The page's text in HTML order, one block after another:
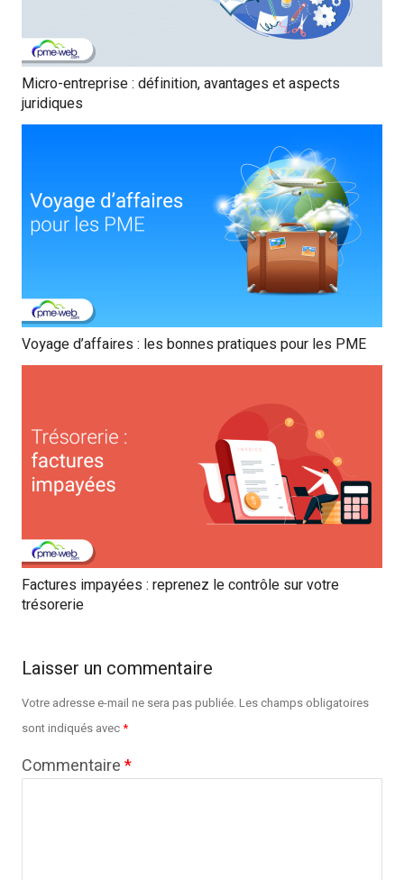
Micro-entreprise : définition, avantages et aspects
juridiques
Voyage d’affaires : les bonnes pratiques pour les PME
Factures impayées : reprenez le contrôle sur votre
trésorerie
Laisser un commentaire
Votre adresse e-mail ne sera pas publiée.Les champs obligatoires
sont indiqués avec*
Commentaire*